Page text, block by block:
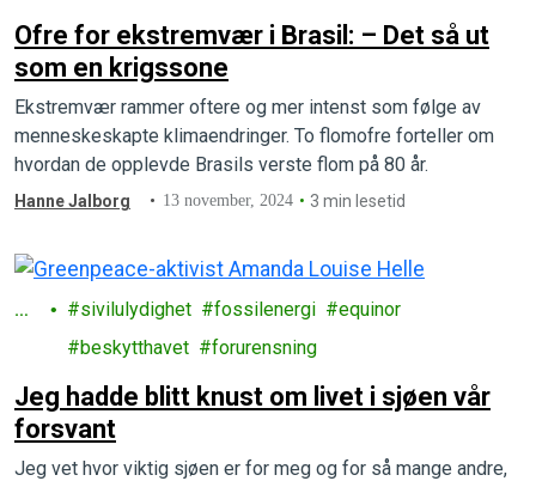
Ofre for ekstremvær i Brasil: – Det så ut
som en krigssone
Ekstremvær rammer oftere og mer intenst som følge av
menneskeskapte klimaendringer. To flomofre forteller om
hvordan de opplevde Brasils verste flom på 80 år.
Hanne Jalborg 13 november, 2024 3 min lesetid
Ha
sivilulydighet fossilenergi
equinor
beskytthavet
forurensning
Jeg had­de blitt knust om li­vet i sjø­en vår
forsvant
Jeg vet hvor viktig sjøen er for meg og for så mange andre,